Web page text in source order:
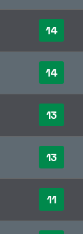
14
14
13
13
11